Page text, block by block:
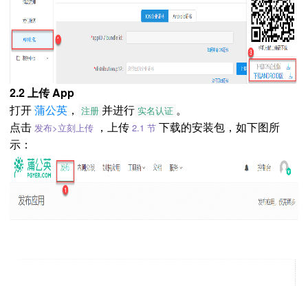
2.2 上传 App
打开蒲公英 ， 注册 并进行 实名认证 。
点击 发布>立刻上传 ，上传 2.1 节 下载的安装包，如下图所
示：